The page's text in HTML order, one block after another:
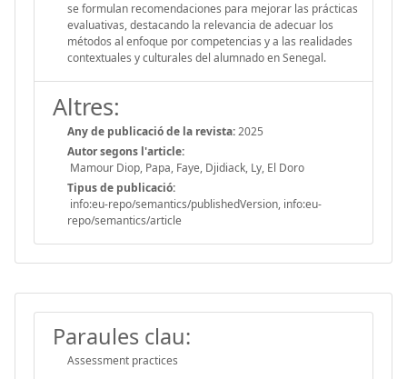
se formulan recomendaciones para mejorar las prácticas
evaluativas, destacando la relevancia de adecuar los
métodos al enfoque por competencias y a las realidades
contextuales y culturales del alumnado en Senegal.
Altres:
Any de publicació de la revista:2025
Autor segons l'article:
Mamour Diop, Papa, Faye, Djidiack, Ly, El Doro
Tipus de publicació:
info:eu-repo/semantics/publishedVersion, info:eu-
repo/semantics/article
Paraules clau:
Assessment practices